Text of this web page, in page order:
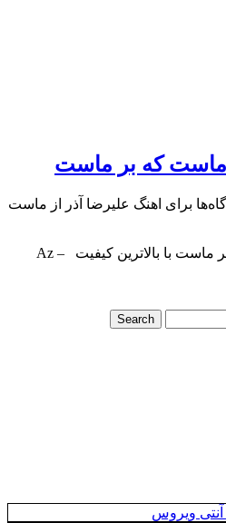
ماست که بر ماست
برای اهنگ علیرضا آذر از ماست
علیرضا آذر بنام از ماست که بر ماست با بالاترین کیفیت – Az
Search
آنتی ویروس